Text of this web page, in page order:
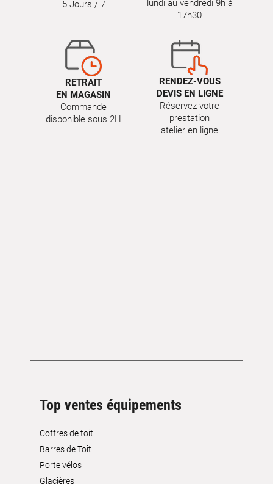
5 Jours / 7
lundi au vendredi 9h à
17h30
RETRAIT
EN MAGASIN
Commande
disponible sous 2H
RENDEZ-VOUS
DEVIS EN LIGNE
Réservez votre
prestation
atelier en ligne
Top ventes équipements
Coffres de toit
Barres de Toit
Porte vélos
Glacières